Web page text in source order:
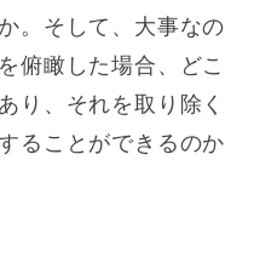
。そして、大事なの
俯瞰した場合、どこ
り、それを取り除く
ることができるのか